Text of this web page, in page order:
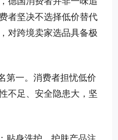
者坚决不选择低价替代
对跨境卖家选品具备极
第一。消费者担忧低价
不足、安全隐患大，坚